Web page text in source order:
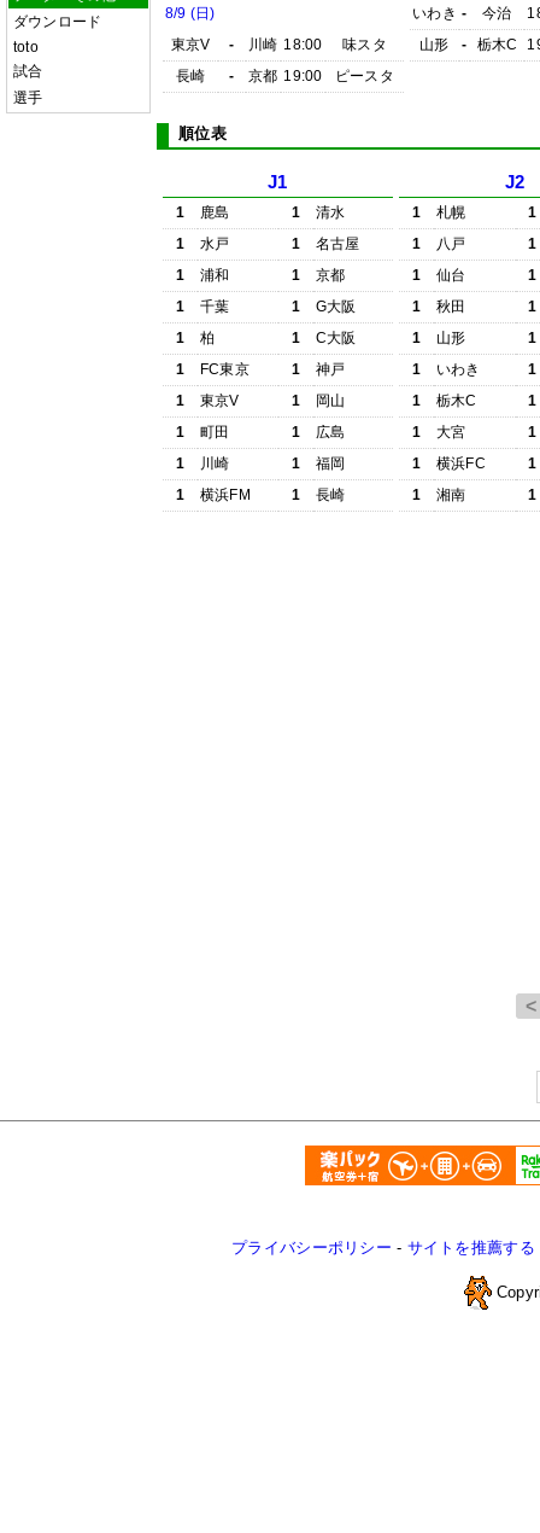
ダウンロード
toto
試合
選手
8/9 (日)
東京V
- 川崎 18:00
味スタ
長崎
- 京都 19:00 ピースタ
いわき - 今治
山形
- 栃木C
順位表
J1
1 鹿島 1
清水
1
水戸 1
名古屋
1
浦和 1
京都
1
千葉 1
G大阪
1
柏 1
C大阪
1
FC東京 1
神戸
1
東京V 1
岡山
1
町田 1
広島
1
川崎 1
福岡
1
横浜FM 1 長崎
J2
1 札幌
1
1
八戸
1
1
仙台
1
1
秋田
1
1
山形
1
1
いわき
1
1
栃木C
1
1
大宮
1
1
横浜FC
1
1
湘南 1
プライバシーポリシー - サイトを推薦する